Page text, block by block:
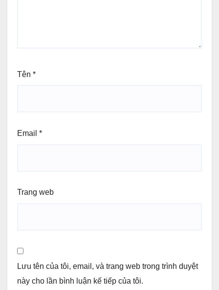
Tên *
Email *
Trang web
Lưu tên của tôi, email, và trang web trong trình duyệt
này cho lần bình luận kế tiếp của tôi.